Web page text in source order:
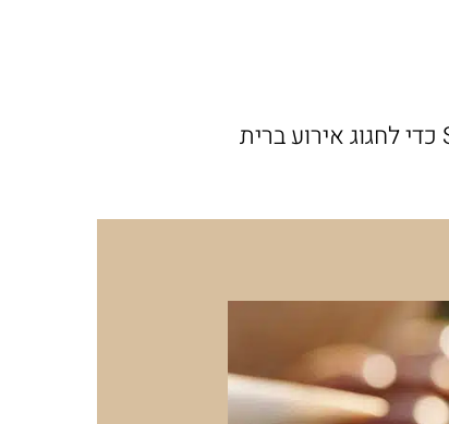
מחפשים אולם לברית במרכז לחגוג בו את הצטרפותו של תינוק חדש למשפחה? מזמינים אתכם אלינו ל- SAY כדי לחגוג אירוע ברית